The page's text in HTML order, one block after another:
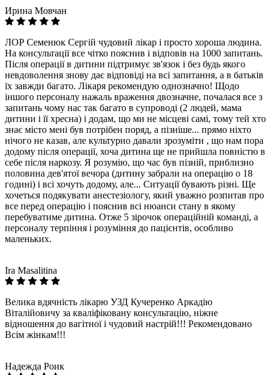
Ирина Мовчан
ЛОР Семенюк Сергій чудовий лікар і просто хороша людина.
На консультації все чітко пояснив і відповів на 1000 запитань.
Після операції в дитини підтримує зв'язок і без будь якого
невдоволення знову дає відповіді на всі запитання, а в батьків
їх завжди багато. Лікаря рекомендую однозначно! Щодо
іншого персоналу нажаль враження двозначне, почалася все з
запитань чому нас так багато в супроводі (2 людей, мама
дитини і її хресна) і додам, що ми не місцеві самі, тому тей хто
знає місто мені був потрібен поряд, а пізніше... прямо ніхто
нічого не казав, але культурно давали зрозуміти , що нам пора
додому після операції, хоча дитина ще не прийшла повністю в
себе після наркозу. Я розумію, що час був пізній, приблизно
половина дев'ятої вечора (дитину забрали на операцію о 18
годині) і всі хочуть додому, але... Ситуації бувають різні. Ще
хочеться подякувати анестезіологу, який уважно розпитав про
все перед операцію і пояснив всі нюанси стану в якому
перебуватиме дитина. Отже 5 зірочок операційній команді, а
персоналу терпіння і розуміння до пацієнтів, особливо
маленьких.
Ira Masalitina
Велика вдячність лікарю УЗД Кучеренко Аркадію
Віталійовичу за кваліфіковану консультацію, ніжне
відношення до вагітної і чудовий настрій!!! Рекомендовано
Всім жінкам!!!
Надежда Роик